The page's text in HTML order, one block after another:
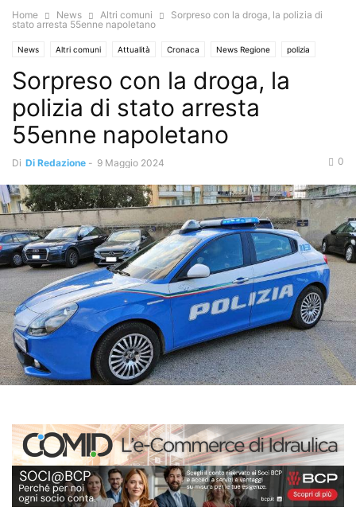
Home News Altri comuni
Sorpreso con la droga, la polizia di
stato arresta 55enne napoletano
News Altri comuni Attualità Cronaca News Regione polizia
Sorpreso con la droga, la
polizia di stato arresta
55enne napoletano
Di Di Redazione - 9 Maggio 2024 0